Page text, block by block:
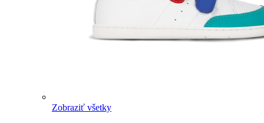
Zobraziť všetky